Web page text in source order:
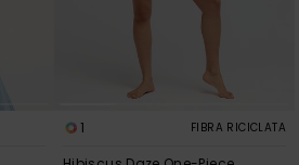
1 FIBRA RICICLATA